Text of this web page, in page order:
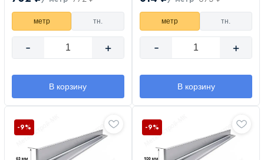
метр тн.
- +
В корзину
метр тн.
- +
В корзину
-9% -9%